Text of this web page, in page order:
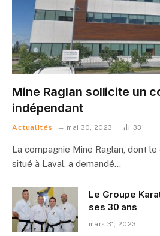
Mine Raglan sollicite un
indépendant
Actualités mai 30, 2023 331
La compagnie Mine Raglan, dont
situé à Laval, a demandé…
Le Groupe
ses 30 ans
mars 31, 2023